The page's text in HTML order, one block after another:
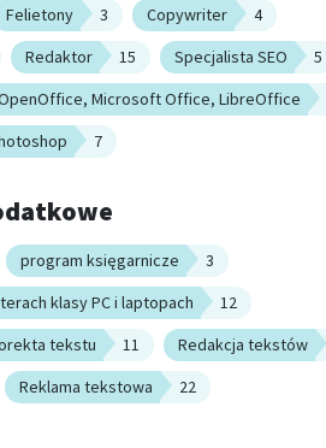
Felietony 3 Copywriter
4
Redaktor 15 Specjalista SEO
5
Microsoft Office, LibreOffice
7
program księgarnicze
3
klasy PC i laptopach
12
tekstu 11 Redakcja tekstów
Reklama tekstowa 22